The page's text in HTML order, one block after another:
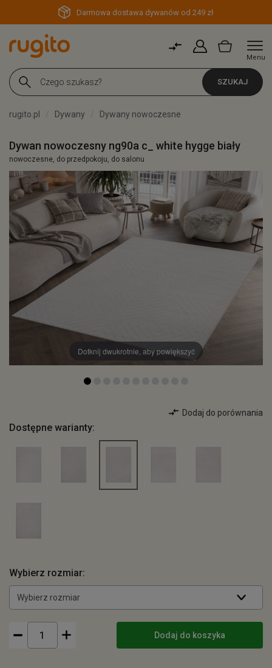
Darmowa dostawa dywanów od 249 zł
Menu
SZUKAJ
rugito.pl Dywany Dywany nowoczesne
Dywan nowoczesny ng90a c_ white hygge biały
nowoczesne, do przedpokoju, do salonu
Dotknij dwukrotnie, aby powiększyć
Dodaj do porównania
Dostępne warianty:
Wybierz rozmiar:
Wybierz rozmiar
Dodaj do koszyka